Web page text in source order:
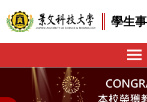
到
主
要
學生